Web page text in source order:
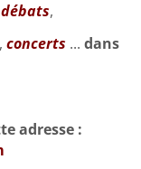
débats,
, concerts ... dans
adresse :